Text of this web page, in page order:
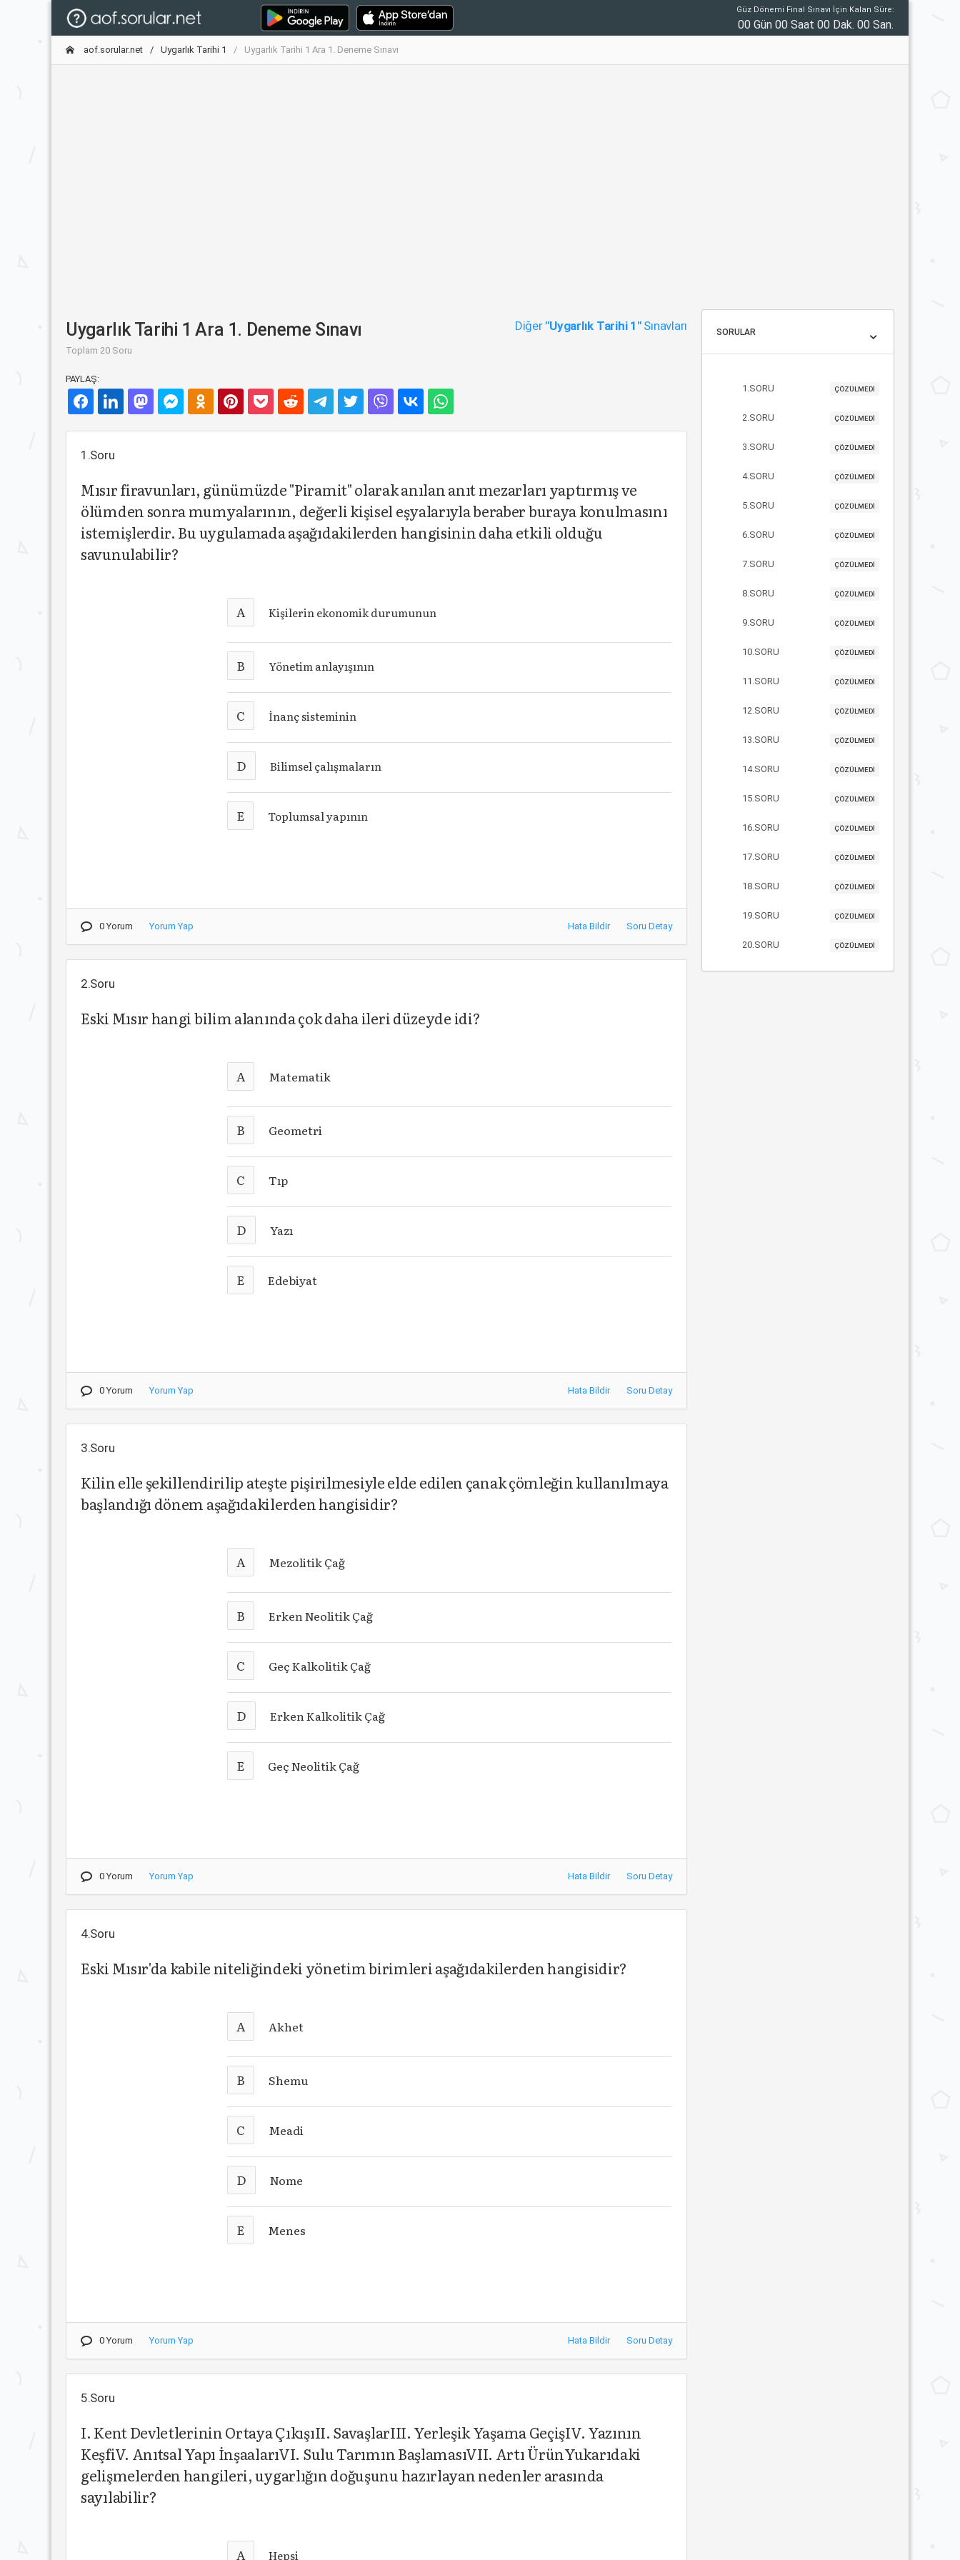
Güz Dönemi Final Sınavı İçin Kalan Süre:
00 Gün 00 Saat 00 Dak. 00 San.
aof.sorular.net Uygarlık Tarihi 1 Uygarlık Tarihi 1 Ara 1. Deneme Sınavı
Uygarlık Tarihi 1 Ara 1. Deneme Sınavı
Toplam 20 Soru
Diğer "Uygarlık Tarihi 1"Sınavları
PAYLAŞ:
1.Soru
Mısır firavunları, günümüzde "Piramit" olarak anılan anıt mezarları yaptırmış ve
ölümden sonra mumyalarının, değerli kişisel eşyalarıyla beraber buraya konulmasını
istemişlerdir. Bu uygulamada aşağıdakilerden hangisinin daha etkili olduğu
savunulabilir?
A Kişilerin ekonomik durumunun
B Yönetim anlayışının
C İnanç sisteminin
D Bilimsel çalışmaların
E Toplumsal yapının
0 Yorum Yorum Yap Hata Bildir Soru Detay
2.Soru
Eski Mısır hangi bilim alanında çok daha ileri düzeyde idi?
A Matematik
B Geometri
C Tıp
D Yazı
E Edebiyat
0 Yorum Yorum Yap Hata Bildir Soru Detay
3.Soru
Kilin elle şekillendirilip ateşte pişirilmesiyle elde edilen çanak çömleğin kullanılmaya
başlandığı dönem aşağıdakilerden hangisidir?
A Mezolitik Çağ
B Erken Neolitik Çağ
C Geç Kalkolitik Çağ
D Erken Kalkolitik Çağ
E Geç Neolitik Çağ
0 Yorum Yorum Yap Hata Bildir Soru Detay
4.Soru
Eski Mısır'da kabile niteliğindeki yönetim birimleri aşağıdakilerden hangisidir?
A Akhet
B Shemu
C Meadi
D Nome
E Menes
0 Yorum Yorum Yap Hata Bildir Soru Detay
5.Soru
I. Kent Devletlerinin Ortaya ÇıkışıII. SavaşlarIII. Yerleşik Yaşama GeçişIV. Yazının
KeşfiV. Anıtsal Yapı İnşaalarıVI. Sulu Tarımın BaşlamasıVII. Artı ÜrünYukarıdaki
gelişmelerden hangileri, uygarlığın doğuşunu hazırlayan nedenler arasında
sayılabilir?
A Hepsi
SORULAR
1.SORU ÇÖZÜLMEDİ
2.SORU ÇÖZÜLMEDİ
3.SORU ÇÖZÜLMEDİ
4.SORU ÇÖZÜLMEDİ
5.SORU ÇÖZÜLMEDİ
6.SORU ÇÖZÜLMEDİ
7.SORU ÇÖZÜLMEDİ
8.SORU ÇÖZÜLMEDİ
9.SORU ÇÖZÜLMEDİ
10.SORU ÇÖZÜLMEDİ
11.SORU ÇÖZÜLMEDİ
12.SORU ÇÖZÜLMEDİ
13.SORU ÇÖZÜLMEDİ
14.SORU ÇÖZÜLMEDİ
15.SORU ÇÖZÜLMEDİ
16.SORU ÇÖZÜLMEDİ
17.SORU ÇÖZÜLMEDİ
18.SORU ÇÖZÜLMEDİ
19.SORU ÇÖZÜLMEDİ
20.SORU ÇÖZÜLMEDİ